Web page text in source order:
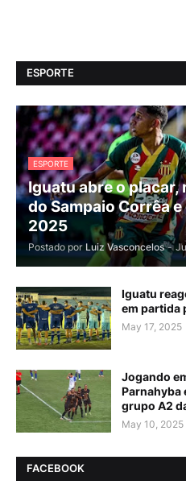
ESPORTE
ESPORTE
Iguatu abre o placar,
do Sampaio Corrêa
2025
Postado por Luiz Vasconcelos -
Iguatu
em partida
May 17, 2025
Jogando
Parnahyba
grupo A2
May 10, 2025
FACEBOOK